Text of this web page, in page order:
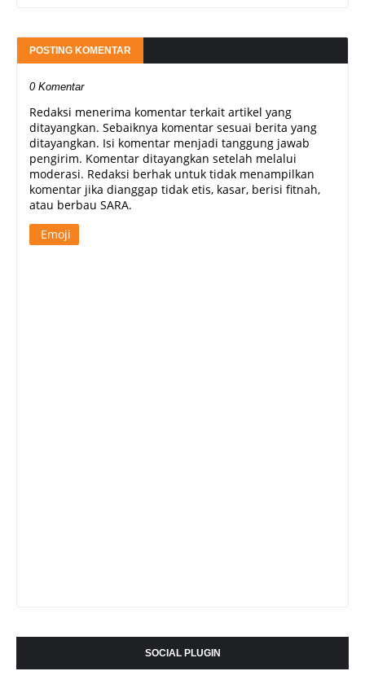
POSTING KOMENTAR
0 Komentar
Redaksi menerima komentar terkait artikel yang
ditayangkan. Sebaiknya komentar sesuai berita yang
ditayangkan. Isi komentar menjadi tanggung jawab
pengirim. Komentar ditayangkan setelah melalui
moderasi. Redaksi berhak untuk tidak menampilkan
komentar jika dianggap tidak etis, kasar, berisi fitnah,
atau berbau SARA.
Emoji
SOCIAL PLUGIN